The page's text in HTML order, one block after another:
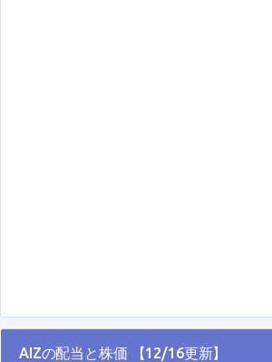
AIZの配当と株価 【12/16更新】